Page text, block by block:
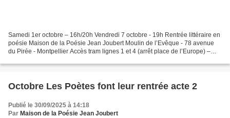
Samedi 1er octobre – 16h/20h Vendredi 7 octobre - 19h Rentrée littéraire en
poésie Maison de la Poésie Jean Joubert Moulin de l’Evêque - 78 avenue
du Pirée - Montpellier Accès tram lignes 1 et 4 (arrêt place de l’Europe) –
Octobre Les Poètes font leur rentrée acte 2
Publié le 30/09/2025 à 14:18
Par Maison de la Poésie Jean Joubert